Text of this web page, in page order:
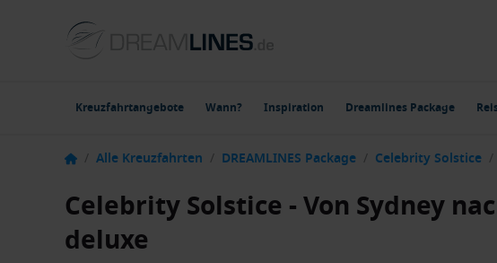
Kreuzfahrtangebote Wann? Inspiration Dreamlines Package
/ Alle Kreuzfahrten / DREAMLINES Package / Celebrity Solstice /
Celebrity Solstice - Von Sydney
deluxe
1 / 9